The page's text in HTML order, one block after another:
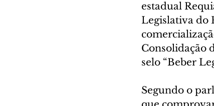
estadual
Legislativa do
Consolidação
selo “Beber
Segundo o